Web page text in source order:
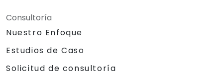
Consultoría
Nuestro Enfoque
Estudios de Caso
Solicitud de consultoría